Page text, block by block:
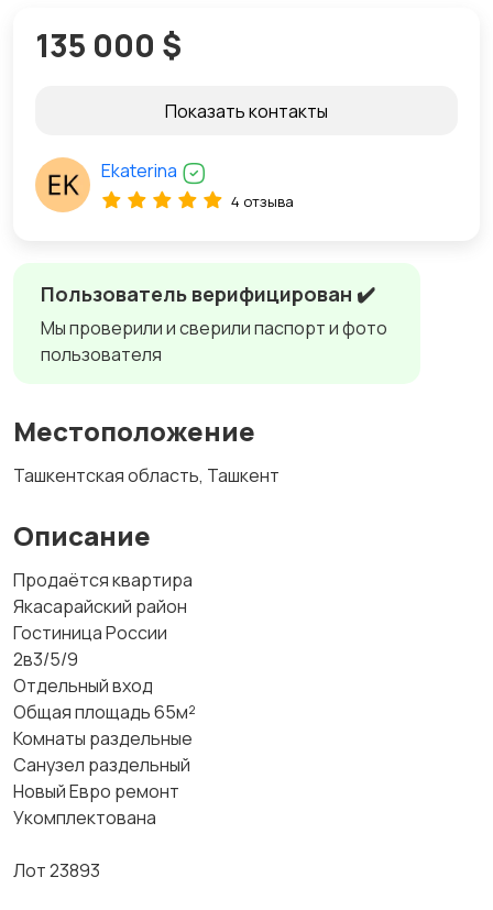
Пользователь верифицирован ✔️
Мы проверили и сверили паспорт и фото
пользователя
Местоположение
Ташкентская область, Ташкент
Описание
Продаётся квартира
Якасарайский район
Гостиница России
2в3/5/9
Отдельный вход
Общая площадь 65м²
Комнаты раздельные
Санузел раздельный
Новый Евро ремонт
Укомплектована
Лот 23893
135 000 $
Показать контакты
Ekaterina
4 отзыва